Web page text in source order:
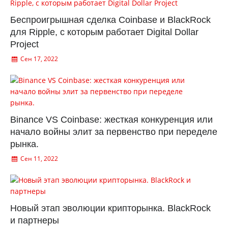
Беспроигрышная сделка Coinbase и BlackRock
для Ripple, с которым работает Digital Dollar
Project
Сен 17, 2022
Binance VS Coinbase: жесткая конкуренция или
начало войны элит за первенство при переделе
рынка.
Сен 11, 2022
Новый этап эволюции крипторынка. BlackRock
и партнеры